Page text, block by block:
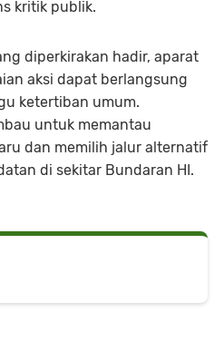
kritik publik.
diperkirakan hadir, aparat
aksi dapat berlangsung
ketertiban umum.
untuk memantau
dan memilih jalur alternatif
di sekitar Bundaran HI.